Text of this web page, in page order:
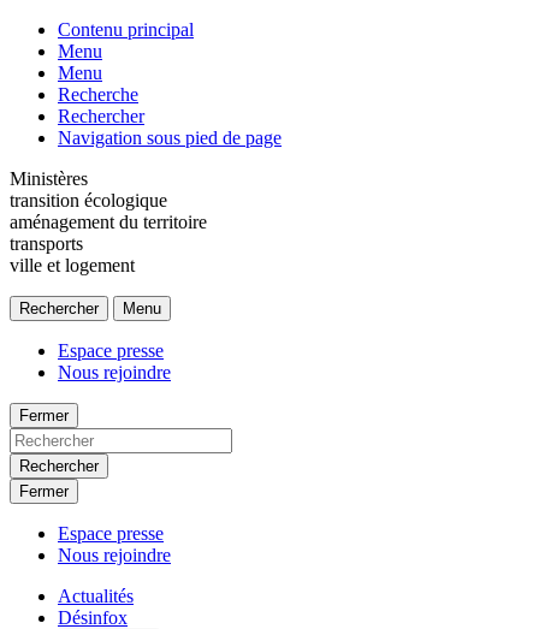
Contenu principal
Menu
Menu
Recherche
Rechercher
Navigation sous pied de page
Ministères
transition écologique
aménagement du territoire
transports
ville et logement
Rechercher Menu
Espace presse
Nous rejoindre
Fermer
Rechercher
Fermer
Espace presse
Nous rejoindre
Actualités
Désinfox